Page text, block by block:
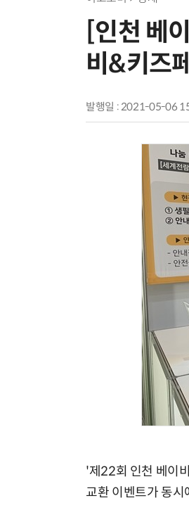
[인천 베
비&키즈
발행일 : 2021-05-06
'제22회 인천 베이
교환 이벤트가 동시